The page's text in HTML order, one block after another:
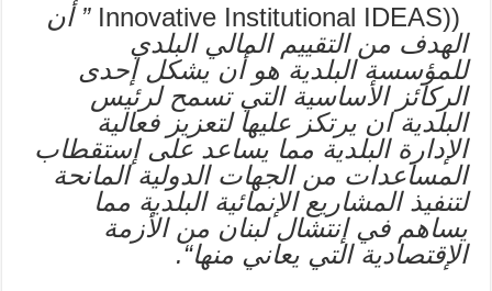
((Innovative Institutional IDEAS
”أن
الهدف من التقييم المالي البلدي
للمؤسسة البلديةهوأن يشكل إحدى
الركائز الأساسية التي تسمح لرئيس
البلدية ان يرتكز عليها لتعزيز فعالية
الإدارة البلدية مما يساعد على إستقطاب
المساعدات من الجهات الدولية المانحة
لتنفيذ المشاريع الإنمائية البلدية مما
يساهم في إنتشال لبنان من الأزمة
الإقتصادية التي يعاني منها“
.